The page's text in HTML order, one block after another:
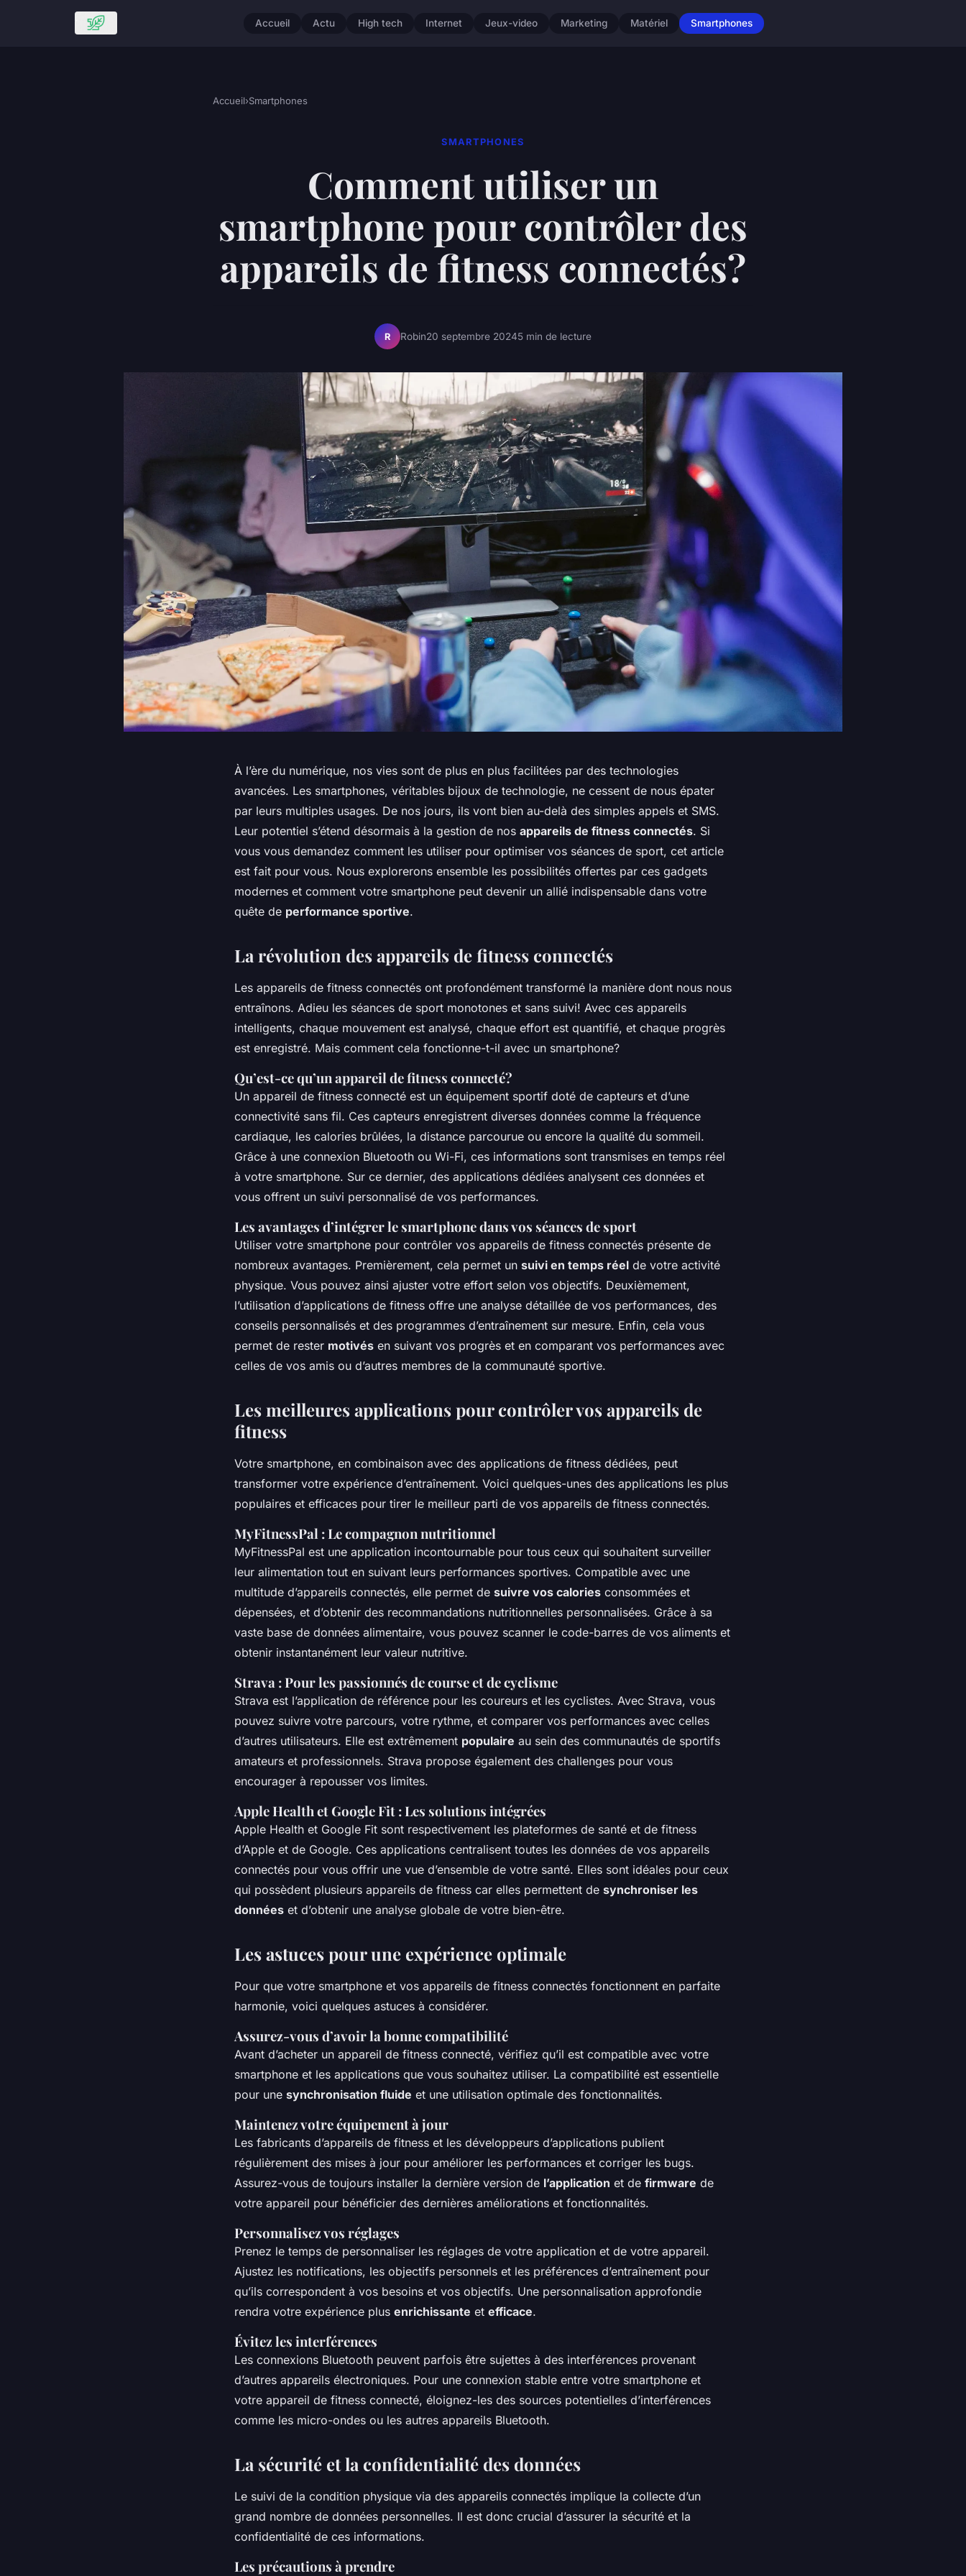
Accueil Actu High tech Internet Jeux-video Marketing Matériel Smartphones
Accueil›Smartphones
SMARTPHONES
Comment utiliser un
smartphone pour contrôler des
appareils de fitness connectés?
R Robin20 septembre 20245 min de lecture
À l’ère du numérique, nos vies sont de plus en plus facilitées par des technologies
avancées. Les smartphones, véritables bijoux de technologie, ne cessent de nous épater
par leurs multiples usages. De nos jours, ils vont bien au-delà des simples appels et SMS.
Leur potentiel s’étend désormais à la gestion de nos appareils de fitness connectés. Si
vous vous demandez comment les utiliser pour optimiser vos séances de sport, cet article
est fait pour vous. Nous explorerons ensemble les possibilités offertes par ces gadgets
modernes et comment votre smartphone peut devenir un allié indispensable dans votre
quête de performance sportive.
La révolution des appareils de fitness connectés
Les appareils de fitness connectés ont profondément transformé la manière dont nous nous
entraînons. Adieu les séances de sport monotones et sans suivi! Avec ces appareils
intelligents, chaque mouvement est analysé, chaque effort est quantifié, et chaque progrès
est enregistré. Mais comment cela fonctionne-t-il avec un smartphone?
Qu’est-ce qu’un appareil de fitness connecté?
Un appareil de fitness connecté est un équipement sportif doté de capteurs et d’une
connectivité sans fil. Ces capteurs enregistrent diverses données comme la fréquence
cardiaque, les calories brûlées, la distance parcourue ou encore la qualité du sommeil.
Grâce à une connexion Bluetooth ou Wi-Fi, ces informations sont transmises en temps réel
à votre smartphone. Sur ce dernier, des applications dédiées analysent ces données et
vous offrent un suivi personnalisé de vos performances.
Les avantages d’intégrer le smartphone dans vos séances de sport
Utiliser votre smartphone pour contrôler vos appareils de fitness connectés présente de
nombreux avantages. Premièrement, cela permet un suivi en temps réel de votre activité
physique. Vous pouvez ainsi ajuster votre effort selon vos objectifs. Deuxièmement,
l’utilisation d’applications de fitness offre une analyse détaillée de vos performances, des
conseils personnalisés et des programmes d’entraînement sur mesure. Enfin, cela vous
permet de rester motivés en suivant vos progrès et en comparant vos performances avec
celles de vos amis ou d’autres membres de la communauté sportive.
Les meilleures applications pour contrôler vos appareils de
fitness
Votre smartphone, en combinaison avec des applications de fitness dédiées, peut
transformer votre expérience d’entraînement. Voici quelques-unes des applications les plus
populaires et efficaces pour tirer le meilleur parti de vos appareils de fitness connectés.
MyFitnessPal : Le compagnon nutritionnel
MyFitnessPal est une application incontournable pour tous ceux qui souhaitent surveiller
leur alimentation tout en suivant leurs performances sportives. Compatible avec une
multitude d’appareils connectés, elle permet de suivre vos calories consommées et
dépensées, et d’obtenir des recommandations nutritionnelles personnalisées. Grâce à sa
vaste base de données alimentaire, vous pouvez scanner le code-barres de vos aliments et
obtenir instantanément leur valeur nutritive.
Strava : Pour les passionnés de course et de cyclisme
Strava est l’application de référence pour les coureurs et les cyclistes. Avec Strava, vous
pouvez suivre votre parcours, votre rythme, et comparer vos performances avec celles
d’autres utilisateurs. Elle est extrêmement populaire au sein des communautés de sportifs
amateurs et professionnels. Strava propose également des challenges pour vous
encourager à repousser vos limites.
Apple Health et Google Fit : Les solutions intégrées
Apple Health et Google Fit sont respectivement les plateformes de santé et de fitness
d’Apple et de Google. Ces applications centralisent toutes les données de vos appareils
connectés pour vous offrir une vue d’ensemble de votre santé. Elles sont idéales pour ceux
qui possèdent plusieurs appareils de fitness car elles permettent de synchroniser les
données et d’obtenir une analyse globale de votre bien-être.
Les astuces pour une expérience optimale
Pour que votre smartphone et vos appareils de fitness connectés fonctionnent en parfaite
harmonie, voici quelques astuces à considérer.
Assurez-vous d’avoir la bonne compatibilité
Avant d’acheter un appareil de fitness connecté, vérifiez qu’il est compatible avec votre
smartphone et les applications que vous souhaitez utiliser. La compatibilité est essentielle
pour une synchronisation fluide et une utilisation optimale des fonctionnalités.
Maintenez votre équipement à jour
Les fabricants d’appareils de fitness et les développeurs d’applications publient
régulièrement des mises à jour pour améliorer les performances et corriger les bugs.
Assurez-vous de toujours installer la dernière version de l’application et de firmware de
votre appareil pour bénéficier des dernières améliorations et fonctionnalités.
Personnalisez vos réglages
Prenez le temps de personnaliser les réglages de votre application et de votre appareil.
Ajustez les notifications, les objectifs personnels et les préférences d’entraînement pour
qu’ils correspondent à vos besoins et vos objectifs. Une personnalisation approfondie
rendra votre expérience plus enrichissante et efficace.
Évitez les interférences
Les connexions Bluetooth peuvent parfois être sujettes à des interférences provenant
d’autres appareils électroniques. Pour une connexion stable entre votre smartphone et
votre appareil de fitness connecté, éloignez-les des sources potentielles d’interférences
comme les micro-ondes ou les autres appareils Bluetooth.
La sécurité et la confidentialité des données
Le suivi de la condition physique via des appareils connectés implique la collecte d’un
grand nombre de données personnelles. Il est donc crucial d’assurer la sécurité et la
confidentialité de ces informations.
Les précautions à prendre